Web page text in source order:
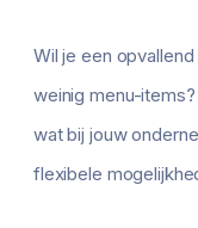
Wil je een
weinig menu-
wat bij jouw
flexibele